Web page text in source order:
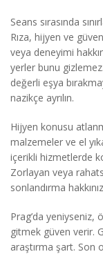
Seans sırasında
Rıza, hijyen ve
veya deneyimi
yerler bunu
değerli eşya
nazikçe ayrılın.
Hijyen konusu
malzemeler ve el
içerikli hizmetlerde
Zorlayan veya
sonlandırma
Prag’da
gitmek güven verir.
araştırma şart. Son